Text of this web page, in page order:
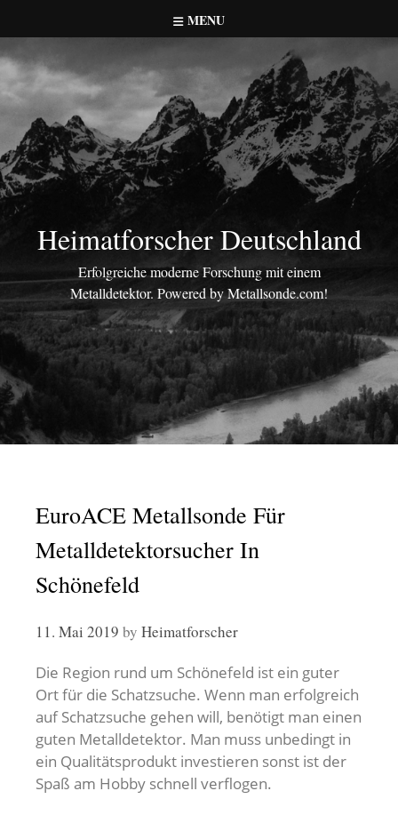
to
content
MENU
Heimatforscher Deutschland
Erfolgreiche moderne Forschung mit einem
Metalldetektor. Powered by Metallsonde.com!
EuroACE Metallsonde Für
Metalldetektorsucher In
Schönefeld
11. Mai 2019 by Heimatforscher
Die Region rund um Schönefeld ist ein guter
Ort für die Schatzsuche. Wenn man erfolgreich
auf Schatzsuche gehen will, benötigt man einen
guten Metalldetektor. Man muss unbedingt in
ein Qualitätsprodukt investieren sonst ist der
Spaß am Hobby schnell verflogen.